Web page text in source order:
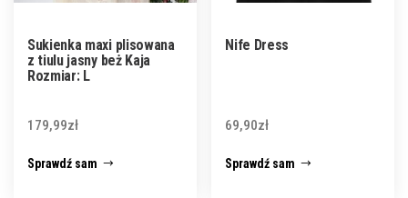
Sukienka maxi plisowana
z tiulu jasny beż Kaja
Rozmiar: L
179,99zł
Sprawdź sam
Nife Dress
69,90zł
Sprawdź sam